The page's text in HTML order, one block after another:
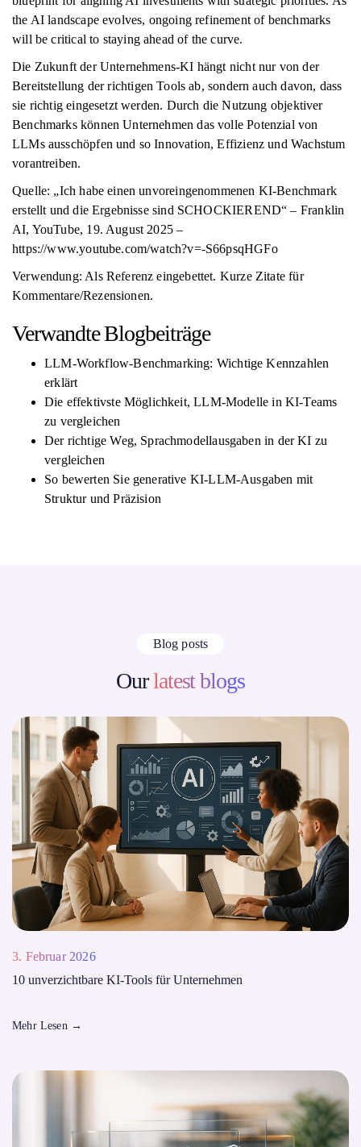
the AI landscape evolves, ongoing refinement of benchmarks
will be critical to staying ahead of the curve.
Die Zukunft der Unternehmens-KI hängt nicht nur von der
Bereitstellung der richtigen Tools ab, sondern auch davon, dass
sie richtig eingesetzt werden. Durch die Nutzung objektiver
Benchmarks können Unternehmen das volle Potenzial von
LLMs ausschöpfen und so Innovation, Effizienz und Wachstum
vorantreiben.
Quelle: „Ich habe einen unvoreingenommenen KI-Benchmark
erstellt und die Ergebnisse sind SCHOCKIEREND“ – Franklin
AI, YouTube, 19. August 2025 –
https://www.youtube.com/watch?v=-S66psqHGFo
Verwendung: Als Referenz eingebettet. Kurze Zitate für
Kommentare/Rezensionen.
Verwandte Blogbeiträge
LLM-Workflow-Benchmarking: Wichtige Kennzahlen
erklärt
Die effektivste Möglichkeit, LLM-Modelle in KI-Teams
zu vergleichen
Der richtige Weg, Sprachmodellausgaben in der KI zu
vergleichen
So bewerten Sie generative KI-LLM-Ausgaben mit
Struktur und Präzision
Blog posts
Ourlatest blogs
3. Februar 2026
10 unverzichtbare KI-Tools für Unternehmen
Mehr Lesen →